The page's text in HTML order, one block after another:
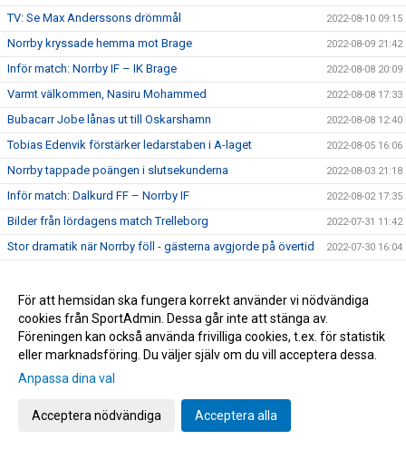
TV: Se Max Anderssons drömmål 2022-08-10 09:15
Norrby kryssade hemma mot Brage 2022-08-09 21:42
Inför match: Norrby IF – IK Brage 2022-08-08 20:09
Varmt välkommen, Nasiru Mohammed 2022-08-08 17:33
Bubacarr Jobe lånas ut till Oskarshamn 2022-08-08 12:40
Tobias Edenvik förstärker ledarstaben i A-laget 2022-08-05 16:06
Norrby tappade poängen i slutsekunderna 2022-08-03 21:18
Inför match: Dalkurd FF – Norrby IF 2022-08-02 17:35
Bilder från lördagens match Trelleborg 2022-07-31 11:42
Stor dramatik när Norrby föll - gästerna avgjorde på övertid 2022-07-30 16:04
Tung eftermiddag på Grimsta 2022-07-24 16:00
Inför match: IF Brommapojkarna – Norrby IF 2022-07-23 17:45
Christian Rubio Sivodedov och Norrby IF går skilda vägar 2022-07-20 20:48
Bilder från tisdagens 1-1-match mot J-Södra
Inför match: Norrby IF – Jönköpings Södra IF
För att hemsidan ska fungera korrekt använder vi nödvändiga
cookies från SportAdmin. Dessa går inte att stänga av.
Föreningen kan också använda frivilliga cookies, t.ex. för statistik
eller marknadsföring. Du väljer själv om du vill acceptera dessa.
Anpassa dina val
Acceptera nödvändiga Acceptera alla